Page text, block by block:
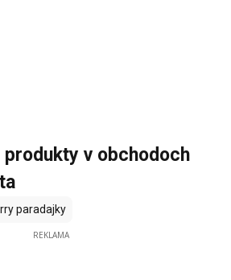
produkty v obchodoch
paradajky
REKLAMA